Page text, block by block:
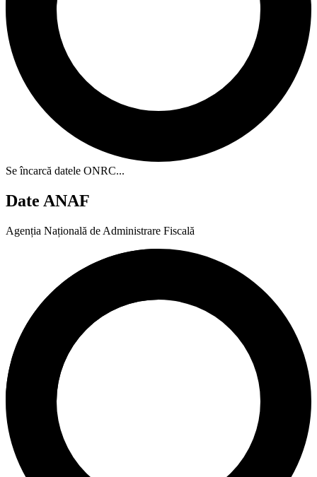
Se încarcă datele ONRC...
Date ANAF
Agenția Națională de Administrare Fiscală